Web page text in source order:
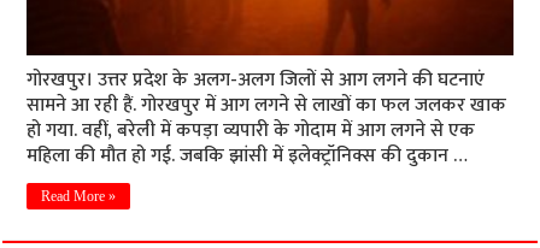
गोरखपुर। उत्तर प्रदेश के अलग-अलग जिलों से आग लगने की घटनाएं
सामने आ रही हैं. गोरखपुर में आग लगने से लाखों का फल जलकर खाक
हो गया. वहीं, बरेली में कपड़ा व्यपारी के गोदाम में आग लगने से एक
महिला की मौत हो गई. जबकि झांसी में इलेक्ट्रॉनिक्स की दुकान …
Read More »